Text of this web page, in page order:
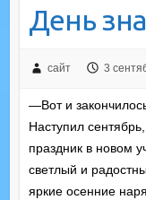
День
сайт 3
—Вот и
Наступил
праздник в новом
светлый и
яркие осенние